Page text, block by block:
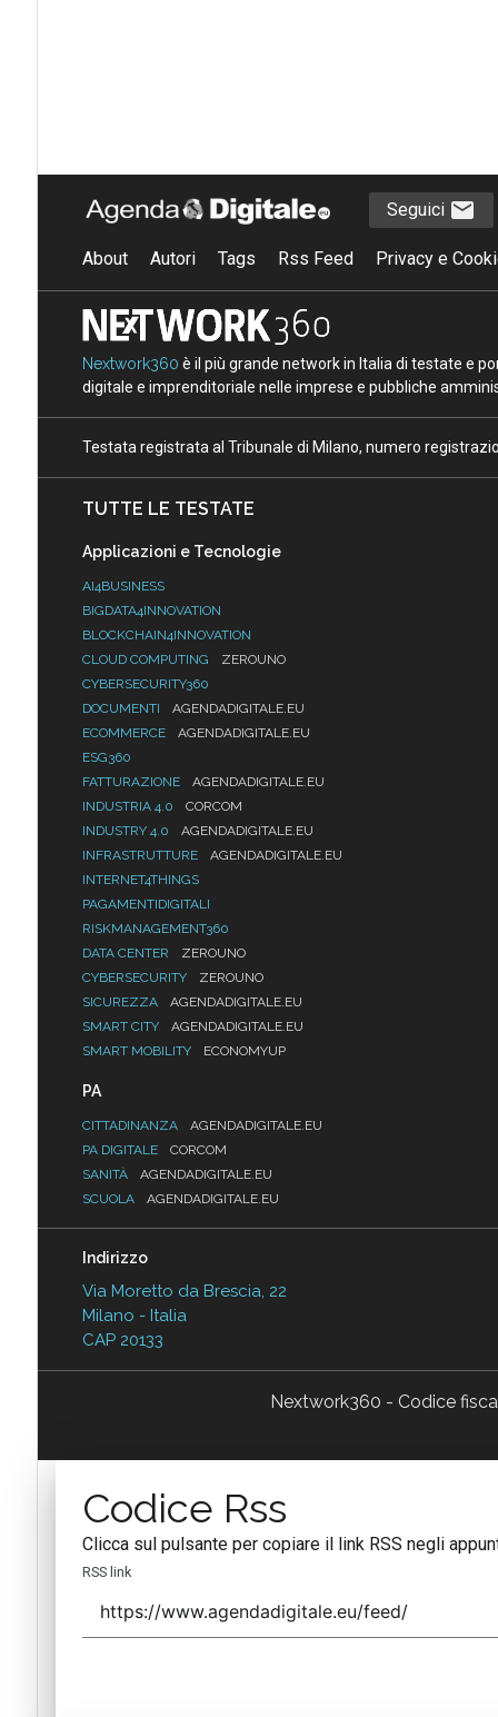
Seguici
About Autori Tags Rss Feed Privacy e
Nextwork360 è il più grande network in Italia di testate e
digitale e imprenditoriale nelle imprese e pubbliche
Testata registrata al Tribunale di Milano, numero
TUTTE LE TESTATE
Applicazioni e Tecnologie
AI4BUSINESS
BIGDATA4INNOVATION
BLOCKCHAIN4INNOVATION
CLOUD COMPUTING
ZEROUNO
CYBERSECURITY360
DOCUMENTI
AGENDADIGITALE.EU
ECOMMERCE
AGENDADIGITALE.EU
ESG360
FATTURAZIONE
AGENDADIGITALE.EU
INDUSTRIA 4.0
CORCOM
INDUSTRY 4.0
AGENDADIGITALE.EU
INFRASTRUTTURE
AGENDADIGITALE.EU
INTERNET4THINGS
PAGAMENTIDIGITALI
RISKMANAGEMENT360
DATA CENTER
ZEROUNO
CYBERSECURITY
ZEROUNO
SICUREZZA
AGENDADIGITALE.EU
SMART CITY
AGENDADIGITALE.EU
SMART MOBILITY
ECONOMYUP
PA
CITTADINANZA
AGENDADIGITALE.EU
PA DIGITALE
CORCOM
SANITÀ
AGENDADIGITALE.EU
SCUOLA
AGENDADIGITALE.EU
Indirizzo
Via Moretto da Brescia, 22
Milano - Italia
CAP 20133
Nextwork360 - Codice
Codice Rss
Clicca sul pulsante per copiare il link RSS negli
RSS link